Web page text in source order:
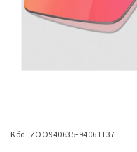
Kód: ZOO940635-94061137